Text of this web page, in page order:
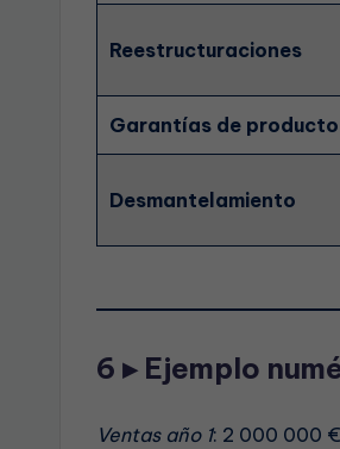
Reestructuraciones
Garantías de producto
Desmantelamiento
6 ▸ Ejemplo
Ventas año 1: 2 000 000